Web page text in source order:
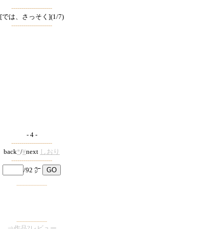
--------------------
[では、さっそく](1/7)
--------------------
- 4 -
--------------------
back*/#next しおり
--------------------
/92 ㌻
--------------------
--------------------